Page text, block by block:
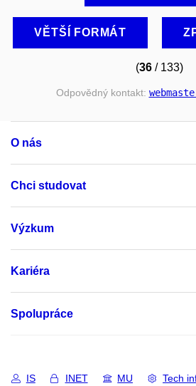
VĚTŠÍ FORMÁT
(36/ 133)
Odpovědný kontakt:
O nás
Chci studovat
Výzkum
Kariéra
Spolupráce
IS INET MU Tech